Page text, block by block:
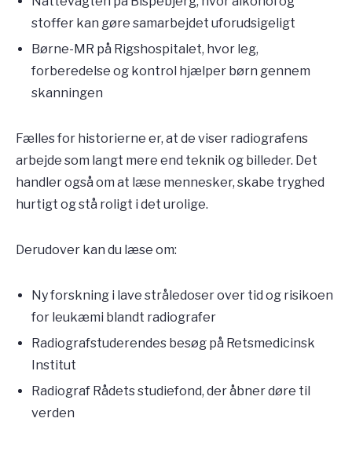
stoffer kan gøre samarbejdet uforudsigeligt
Børne-MR på Rigshospitalet, hvor leg,
forberedelse og kontrol hjælper børn gennem
skanningen
Fælles for historierne er, at de viser radiografens
arbejde som langt mere end teknik og billeder. Det
handler også om at læse mennesker, skabe tryghed
hurtigt og stå roligt i det urolige.
Derudover kan du læse om:
Ny forskning i lave stråledoser over tid og risikoen
for leukæmi blandt radiografer
Radiografstuderendes besøg på Retsmedicinsk
Institut
Radiograf Rådets studiefond, der åbner døre til
verden